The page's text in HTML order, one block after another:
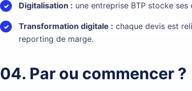
Digitalisation : une entreprise BTP stocke ses
Transformation digitale : chaque devis est
reporting de marge.
04. Par ou commencer ?